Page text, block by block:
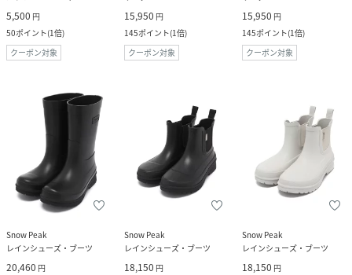
5,500 円
50ポイント(1倍)
クーポン対象
15,950 円
145ポイント(1倍)
クーポン対象
15,950 円
145ポイント(1倍)
クーポン対象
Snow Peak
レインシューズ・ブーツ
20,460 円
Snow Peak
レインシューズ・ブーツ
18,150 円
Snow Peak
レインシューズ・ブーツ
18,150 円